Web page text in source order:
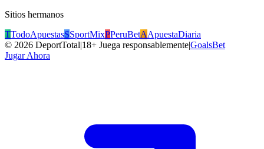
Sitios hermanos
TTodoApuestasSSportMixPPeruBetAApuestaDiaria
© 2026 DeportTotal|18+ Juega responsablemente|GoalsBet
Jugar Ahora